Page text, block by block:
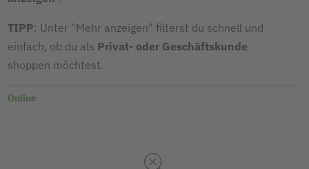
TIPP: Unter "Mehr anzeigen" filterst du schnell und
einfach, ob du als Privat- oder Geschäftskunde
shoppen möchtest.
Online